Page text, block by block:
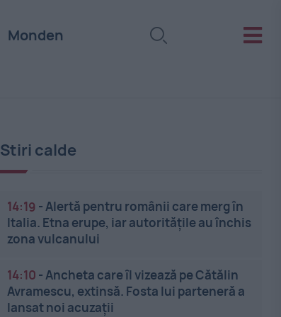
Monden
Stiri calde
14:19 -Alertă pentru românii care merg în
Italia. Etna erupe, iar autoritățile au închis
zona vulcanului
14:10 -Ancheta care îl vizează pe Cătălin
Avramescu, extinsă. Fosta lui parteneră a
lansat noi acuzații